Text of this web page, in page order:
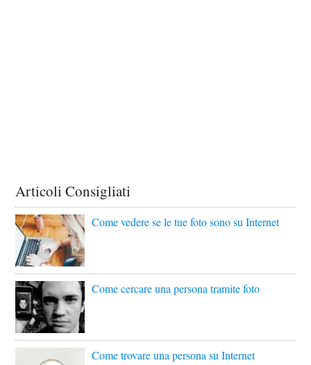
Articoli Consigliati
Come vedere se le tue foto sono su Internet
Come cercare una persona tramite foto
Come trovare una persona su Internet